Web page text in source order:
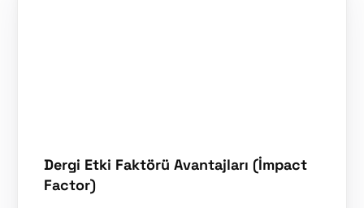
Dergi Etki Faktörü Avantajları (İmpact
Factor)